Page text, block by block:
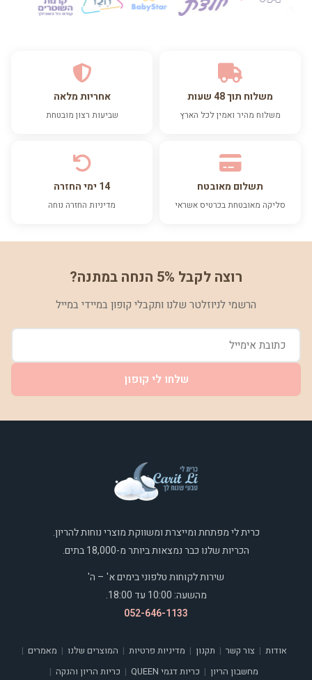
משלוח תוך 48 שעות
משלוח מהיר ואמין לכל הארץ
אחריות מלאה
שביעות רצון מובטחת
תשלום מאובטח
סליקה מאובטחת בכרטיס אשראי
14 ימי החזרה
מדיניות החזרה נוחה
רוצה לקבל 5% הנחה במתנה?
הרשמי לניוזלטר שלנו ותקבלי קופון במיידי במייל
שלחו לי קופון
כרית לי מפתחת ומייצרת ומשווקת מוצרי נוחות להריון.
הכריות שלנו כבר נמצאות ביותר מ-18,000 בתים.
שירות לקוחות טלפוני בימים א' – ה'
מהשעה: 10:00 עד 18:00.
052-646-1133
אודות | צור קשר | תקנון | מדיניות פרטיות | המוצרים שלנו | מאמרים |
מחשבון הריון | כריות דגמי QUEEN | כריות הריון והנקה |